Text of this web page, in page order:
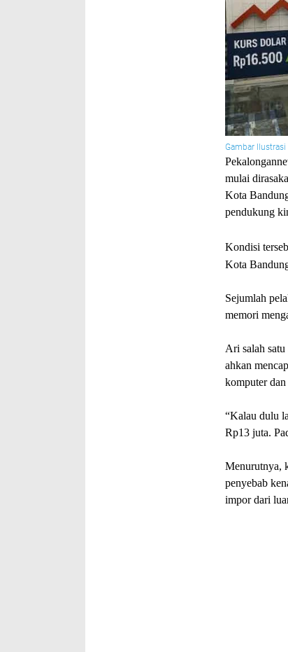
Gambar Ilustrasi
mulai
Kota
pendukung
Kondisi
Kota
Sejumlah
memori
Ari salah
ahkan
komputer
“Kalau dulu
Rp13 juta.
Menurutnya,
penyebab
impor dari